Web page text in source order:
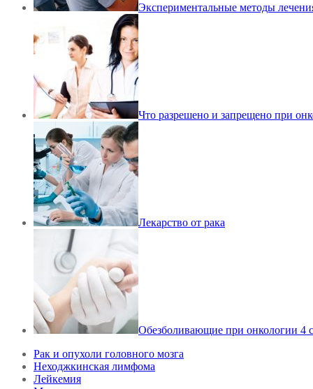
Экспериментальные методы
Что разрешено и запрещено при
Лекарство от рака
Обезболивающие при онкологии 4
Рак и опухоли головного мозга
Неходжкинская лимфома
Лейкемия